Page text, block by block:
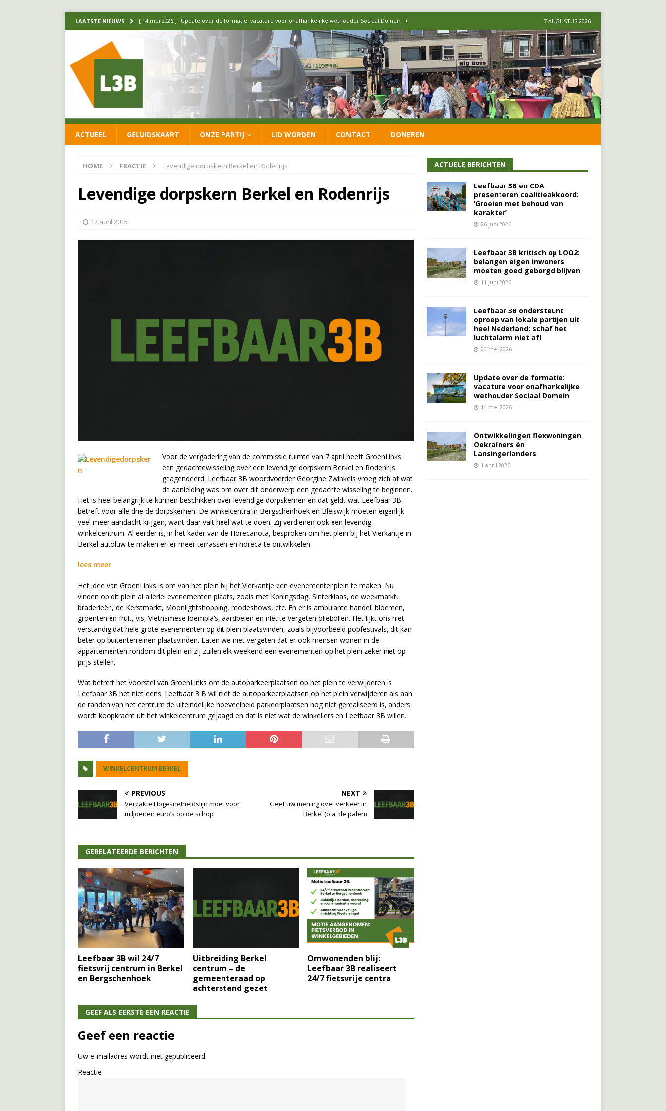
LAATSTE NIEUWS [ 14 mei 2026 ] Update over de formatie: vacature voor onafhankelijke wethouder Sociaal Domein
[ 1 april 2026 ] Ontwikkelingen flexwoningen Oekraïners én Lansingerlanders FRACTIE
[ 26 juni 2026 ] Leefbaar 3B en CDA presenteren coalitieakkoord: ‘Groeien met behoud van karakter’
Leefbaar 3B kritisch op LOO2: belangen eigen inwoners moeten goed geborgd blijven
[ 20 mei 2026 ] Leefbaar 3B ondersteunt oproep van lokale partijen uit heel Nederland: schaf het
7 AUGUSTUS 2026
ACTUEEL GELUIDSKAART ONZE PARTIJ LID WORDEN CONTACT DONEREN
HOME FRACTIE Levendige dorpskern Berkel en Rodenrijs
Levendige dorpskern Berkel en Rodenrijs
12 april 2015
Voor de vergadering van de commissie ruimte van 7 april heeft GroenLinks
een gedachtewisseling over een levendige dorpskern Berkel en Rodenrijs
geagendeerd. Leefbaar 3B woordvoerder Georgine Zwinkels vroeg zich af wat
de aanleiding was om over dit onderwerp een gedachte wisseling te beginnen.
Het is heel belangrijk te kunnen beschikken over levendige dorpskernen en dat geldt wat Leefbaar 3B
betreft voor alle drie de dorpskernen. De winkelcentra in Bergschenhoek en Bleiswijk moeten eigenlijk
veel meer aandacht krijgen, want daar valt heel wat te doen. Zij verdienen ook een levendig
winkelcentrum. Al eerder is, in het kader van de Horecanota, besproken om het plein bij het Vierkantje in
Berkel autoluw te maken en er meer terrassen en horeca te ontwikkelen.
lees meer
Het idee van GroenLinks is om van het plein bij het Vierkantje een evenementenplein te maken. Nu
vinden op dit plein al allerlei evenementen plaats, zoals met Koningsdag, Sinterklaas, de weekmarkt,
braderieën, de Kerstmarkt, Moonlightshopping, modeshows, etc. En er is ambulante handel: bloemen,
groenten en fruit, vis, Vietnamese loempia’s, aardbeien en niet te vergeten oliebollen. Het lijkt ons niet
verstandig dat hele grote evenementen op dit plein plaatsvinden, zoals bijvoorbeeld popfestivals, dit kan
beter op buitenterreinen plaatsvinden. Laten we niet vergeten dat er ook mensen wonen in de
appartementen rondom dit plein en zij zullen elk weekend een evenementen op het plein zeker niet op
prijs stellen.
Wat betreft het voorstel van GroenLinks om de autoparkeerplaatsen op het plein te verwijderen is
Leefbaar 3B het niet eens. Leefbaar 3 B wil niet de autoparkeerplaatsen op het plein verwijderen als aan
de randen van het centrum de uiteindelijke hoeveelheid parkeerplaatsen nog niet gerealiseerd is, anders
wordt koopkracht uit het winkelcentrum gejaagd en dat is niet wat de winkeliers en Leefbaar 3B willen.
WINKELCENTRUM BERKEL
PREVIOUS
Verzakte Hogesnelheidslijn moet voor
miljoenen euro’s op de schop
NEXT
Geef uw mening over verkeer in
Berkel (o.a. de palen)
GERELATEERDE BERICHTEN
Leefbaar 3B wil 24/7
fietsvrij centrum in Berkel
en Bergschenhoek
Uitbreiding Berkel
centrum – de
gemeenteraad op
achterstand gezet
Omwonenden blij:
Leefbaar 3B realiseert
24/7 fietsvrije centra
GEEF ALS EERSTE EEN REACTIE
Geef een reactie
Uw e-mailadres wordt niet gepubliceerd.
Reactie
ACTUELE BERICHTEN
Leefbaar 3B en CDA
presenteren coalitieakkoord:
‘Groeien met behoud van
karakter’
26 juni 2026
Leefbaar 3B kritisch op LOO2:
belangen eigen inwoners
moeten goed geborgd blijven
11 juni 2026
Leefbaar 3B ondersteunt
oproep van lokale partijen uit
heel Nederland: schaf het
luchtalarm niet af!
20 mei 2026
Update over de formatie:
vacature voor onafhankelijke
wethouder Sociaal Domein
14 mei 2026
Ontwikkelingen flexwoningen
Oekraïners én
Lansingerlanders
1 april 2026